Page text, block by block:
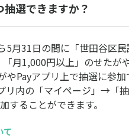
選できますか？
5月31日の間に「世田谷区
月1,000円以上」のせたが
Payアプリ上で抽選に参加
リ内の「マイページ」→「
することができます。
て